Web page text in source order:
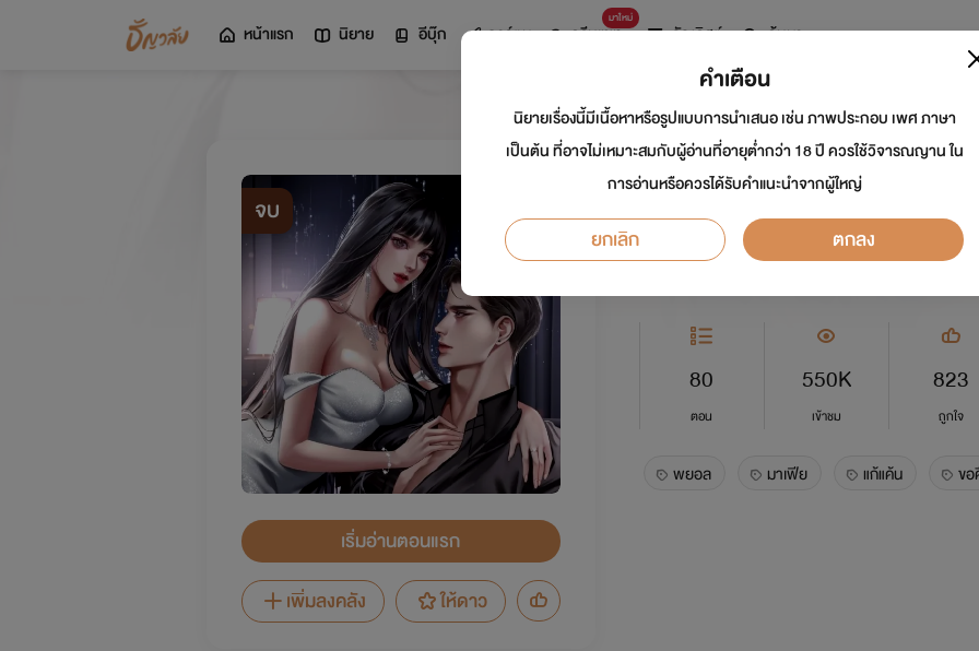
หน้าแรก นิยาย อีบุ๊ก การ์ตูน
มาใหม่
ดรีมแชท ธัญลิสต์ ค้นหา
จบ
เริ่มอ่านตอนแรก
เพิ่มลงคลัง
ให้ดาว
ใต้อาณัติรักมาเฟีย
นักเขียน:พยอล
อีโรติก
80
ตอน
550K
เข้าชม
823
ถูกใจ
พยอล มาเฟีย แก้แค้น ข
คำเตือน
นิยายเรื่องนี้มีเนื้อหาหรือรูปแบบการนำเสนอ เช่น ภาพประกอบ เพศ ภาษา
เป็นต้น ที่อาจไม่เหมาะสมกับผู้อ่านที่อายุต่ำกว่า 18 ปี ควรใช้วิจารณญาน ใน
การอ่านหรือควรได้รับคำแนะนำจากผู้ใหญ่
ยกเลิก ตกลง